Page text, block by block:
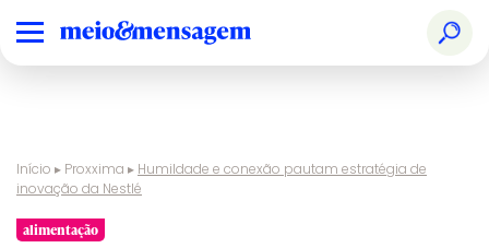
Início ▸ Proxxima ▸ Humildade e conexão pautam estratégia de
inovação da Nestlé
alimentação